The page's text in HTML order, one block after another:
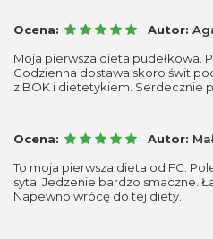
Ocena: Autor:
Moja pierwsza dieta pudełkowa.
Codzienna dostawa skoro świt
z BOK i dietetykiem. Serdecznie
Ocena: Autor:
To moja pierwsza dieta od FC.
syta. Jedzenie bardzo smaczne.
Napewno wrócę do tej diety.